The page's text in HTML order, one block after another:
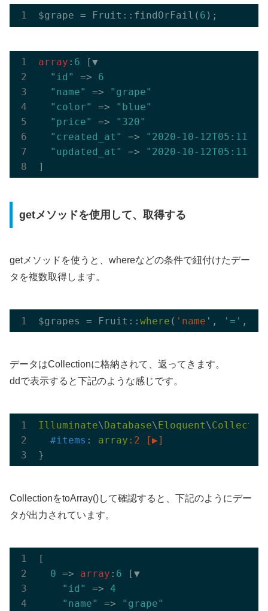
$grape = Fruit::findOrFail( 6
array : 6 [▼
"id"
=> 6
"name"
=>
"grape"
"color"
=>
"blue"
"price"
=>
"320"
"created_at"
=>
"2020-10-
"updated_at"
=>
"2020-10-
getメソッドを使用して、取得する
getメソッドを使うと、whereなどの条件で紐付けたデー
タを複数取得します。
$grapes = Fruit:: where ( 'name ', '=' ,
データはCollectionに格納されて、返ってきます。
ddで表示すると下記のような感じです。
Illuminate\Database\Eloquent\
#items : array :2
[▶]
CollectionをtoArray()して確認すると、下記のようにデー
タが出力されています。
[
0 => array : 6 [▼
"id"
=> 4
"name"
=>
"grape"